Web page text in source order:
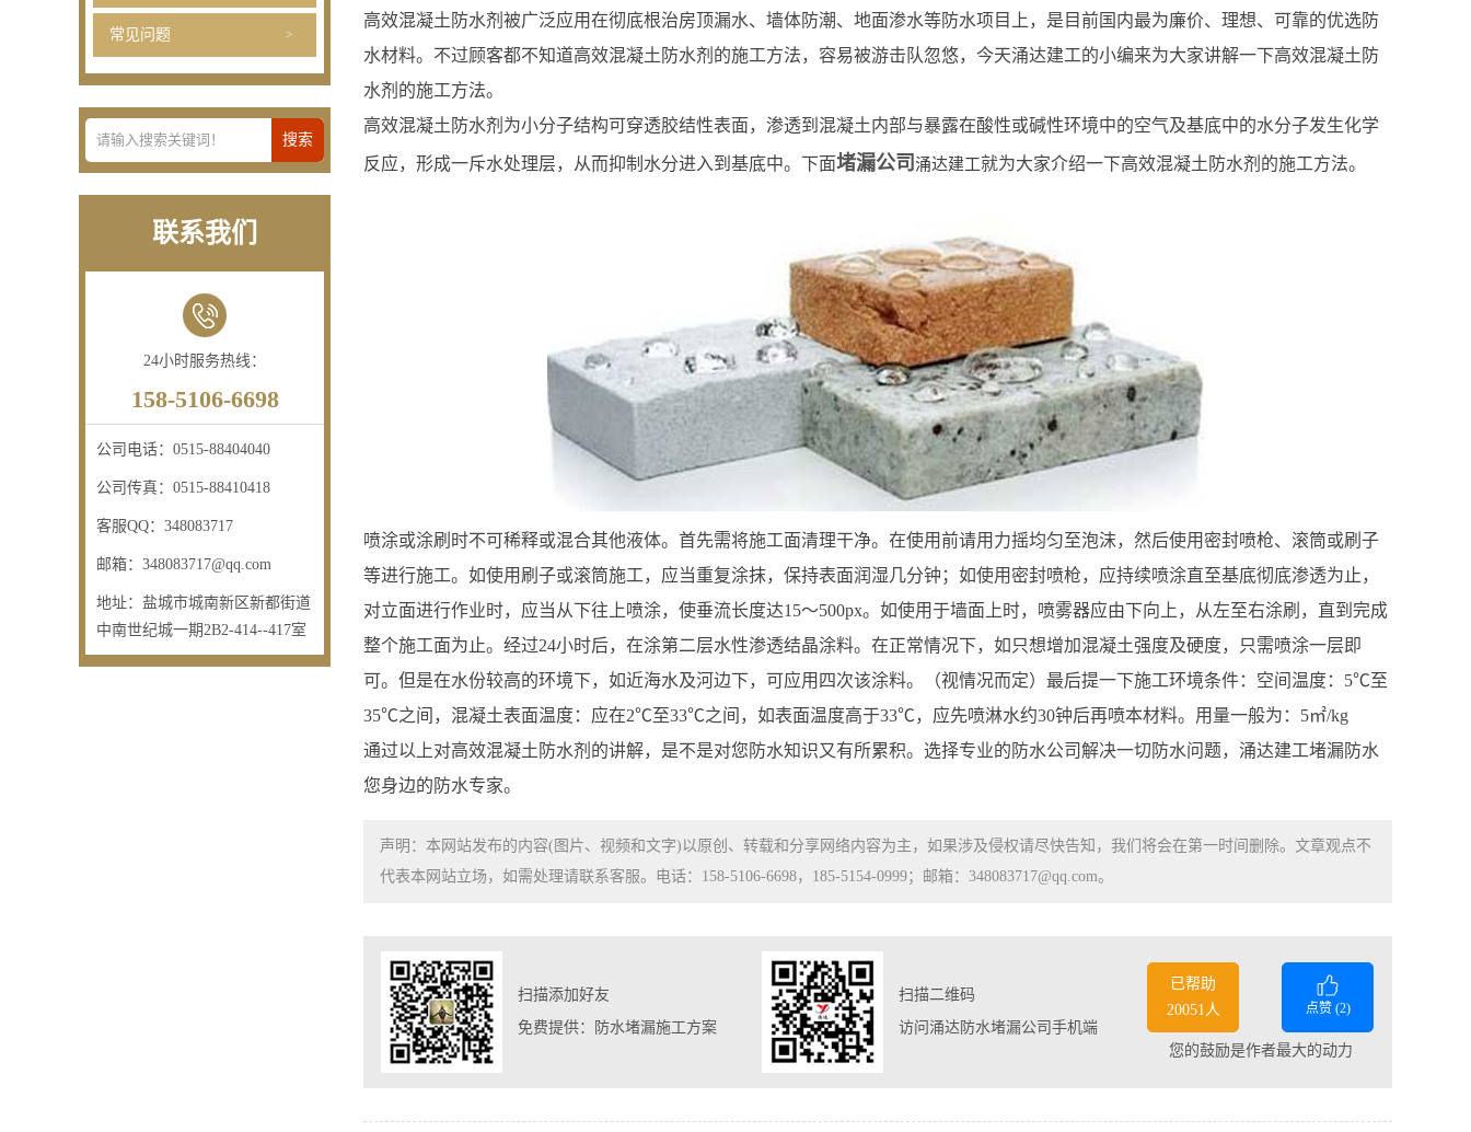
常见问题
联系我们
24小时服务热线：
158-5106-6698
公司电话： 0515-88404040
公司传真： 0515-88410418
客服QQ： 348083717
邮箱： 348083717@qq.com
地址： 盐城市城南新区新都街道
中南世纪城一期2B2-414--417室
高效混凝土防水剂被广泛应用在彻底根治房顶漏水、墙体防潮、地面渗水等防水项目上，是目前国内最为廉价、理想、可靠的优选防
水材料。不过顾客都不知道高效混凝土防水剂的施工方法，容易被游击队忽悠，今天涌达建工的小编来为大家讲解一下高效混凝土防
水剂的施工方法。
高效混凝土防水剂为小分子结构可穿透胶结性表面，渗透到混凝土内部与暴露在酸性或碱性环境中的空气及基底中的水分子发生化学
反应，形成一斥水处理层，从而抑制水分进入到基底中。下面堵漏公司涌达建工就为大家介绍一下高效混凝土防水剂的施工方法。
喷涂或涂刷时不可稀释或混合其他液体。首先需将施工面清理干净。在使用前请用力摇均匀至泡沫，然后使用密封喷枪、滚筒或刷子
等进行施工。如使用刷子或滚筒施工，应当重复涂抹，保持表面润湿几分钟；如使用密封喷枪，应持续喷涂直至基底彻底渗透为止，
对立面进行作业时，应当从下往上喷涂，使垂流长度达15～500px。如使用于墙面上时，喷雾器应由下向上，从左至右涂刷，直到完成
整个施工面为止。经过24小时后，在涂第二层水性渗透结晶涂料。在正常情况下，如只想增加混凝土强度及硬度，只需喷涂一层即
可。但是在水份较高的环境下，如近海水及河边下，可应用四次该涂料。（视情况而定）最后提一下施工环境条件：空间温度：5℃至
35℃之间，混凝土表面温度：应在2℃至33℃之间，如表面温度高于33℃，应先喷淋水约30钟后再喷本材料。用量一般为：5㎡/kg
通过以上对高效混凝土防水剂的讲解，是不是对您防水知识又有所累积。选择专业的防水公司解决一切防水问题，涌达建工堵漏防水
您身边的防水专家。
声明：本网站发布的内容(图片、视频和文字)以原创、转载和分享网络内容为主，如果涉及侵权请尽快告知，我们将会在第一时间删除。文章观点不
代表本网站立场，如需处理请联系客服。电话：158-5106-6698，185-5154-0999；邮箱：348083717@qq.com。
扫描添加好友
免费提供：防水堵漏施工方案
扫描二维码
访问涌达防水堵漏公司手机端
已帮助
20051人
点赞 (2)
您的鼓励是作者最大的动力